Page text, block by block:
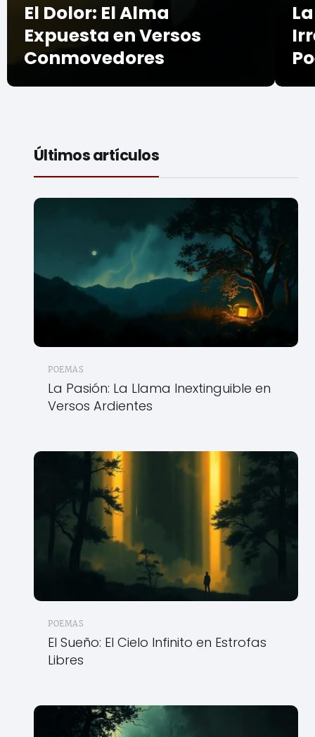
El Dolor: El Alma
Expuesta en Versos
Conmovedores
Últimos artículos
POEMAS
La Pasión: La Llama Inextinguible en
Versos Ardientes
POEMAS
El Sueño: El Cielo Infinito en Estrofas
Libres